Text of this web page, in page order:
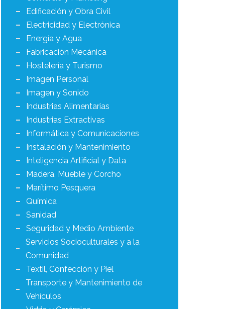
Edificación y Obra Civil
Electricidad y Electrónica
Energía y Agua
Fabricación Mecánica
Hostelería y Turismo
Imagen Personal
Imagen y Sonido
Industrias Alimentarias
Industrias Extractivas
Informática y Comunicaciones
Instalación y Mantenimiento
Inteligencia Artificial y Data
Madera, Mueble y Corcho
Marítimo Pesquera
Química
Sanidad
Seguridad y Medio Ambiente
Servicios Socioculturales y a la
Comunidad
Textil, Confección y Piel
Transporte y Mantenimiento de
Vehículos